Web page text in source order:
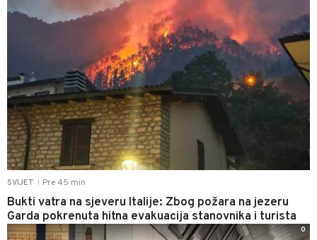
SVIJET Pre 45 min
Bukti vatra na sjeveru Italije: Zbog požara na jezeru
Garda pokrenuta hitna evakuacija stanovnika i turista
0